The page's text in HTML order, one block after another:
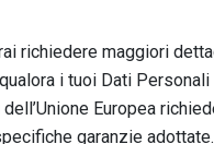
richiedere maggiori
i tuoi Dati
Europea
garanzie adottate.